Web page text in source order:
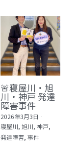
🚨寝屋川・旭
川・神戸 発達
障害事件
2026年3月3日 ·
寝屋川, 旭川, 神戸,
発達障害, 事件